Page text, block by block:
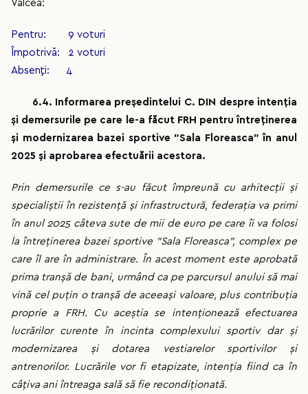
Vâlcea:
Pentru: 9 voturi
Împotrivă: 2 voturi
Absenți: 4
6.4. Informarea președintelui C. DIN despre intenția
și demersurile pe care le-a făcut FRH pentru întreținerea
și modernizarea bazei sportive ”Sala Floreasca” în anul
2025 și aprobarea efectuării acestora.
Prin demersurile ce s-au făcut împreună cu arhitecții și
specialiștii în rezistență și infrastructură, federația va primi
în anul 2025 câteva sute de mii de euro pe care îi va folosi
la întreținerea bazei sportive ”Sala Floreasca”, complex pe
care îl are în administrare. În acest moment este aprobată
prima tranșă de bani, urmând ca pe parcursul anului să mai
vină cel puțin o tranșă de aceeași valoare, plus contribuția
proprie a FRH. Cu aceștia se intenționează efectuarea
lucrărilor curente în incinta complexului sportiv dar și
modernizarea și dotarea vestiarelor sportivilor și
antrenorilor. Lucrările vor fi etapizate, intenția fiind ca în
câțiva ani întreaga sală să fie recondiționată.